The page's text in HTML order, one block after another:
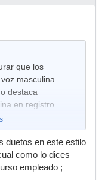
que los
masculina
destaca
en registro
duetos en este estilo
como lo dices
empleado ;